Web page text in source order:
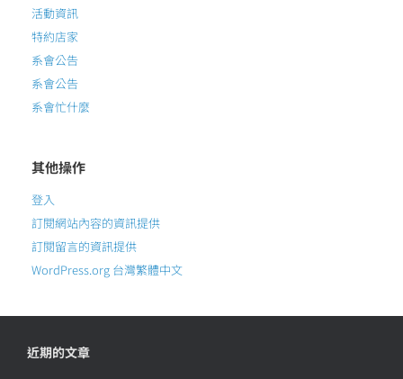
活動資訊
特約店家
系會公告
系會公告
系會忙什麼
其他操作
登入
訂閱網站內容的資訊提供
訂閱留言的資訊提供
WordPress.org 台灣繁體中文
近期的文章